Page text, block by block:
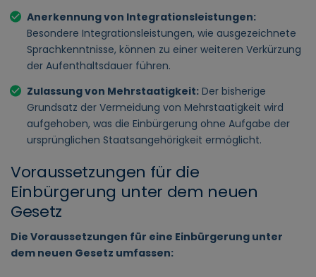
Anerkennung von Integrationsleistungen:
Besondere Integrationsleistungen, wie ausgezeichnete
Sprachkenntnisse, können zu einer weiteren Verkürzung
der Aufenthaltsdauer führen.
Zulassung von Mehrstaatigkeit: Der bisherige
Grundsatz der Vermeidung von Mehrstaatigkeit wird
aufgehoben, was die Einbürgerung ohne Aufgabe der
ursprünglichen Staatsangehörigkeit ermöglicht.
Voraussetzungen für die
Einbürgerung unter dem neuen
Gesetz
Die Voraussetzungen für eine Einbürgerung unter
dem neuen Gesetz umfassen: